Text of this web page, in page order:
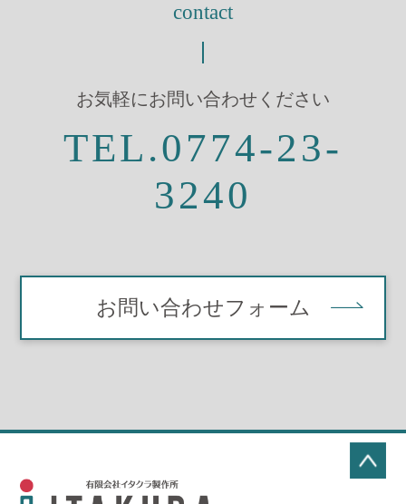
contact
お気軽にお問い合わせください
TEL.0774-23-
3240
お問い合わせフォーム